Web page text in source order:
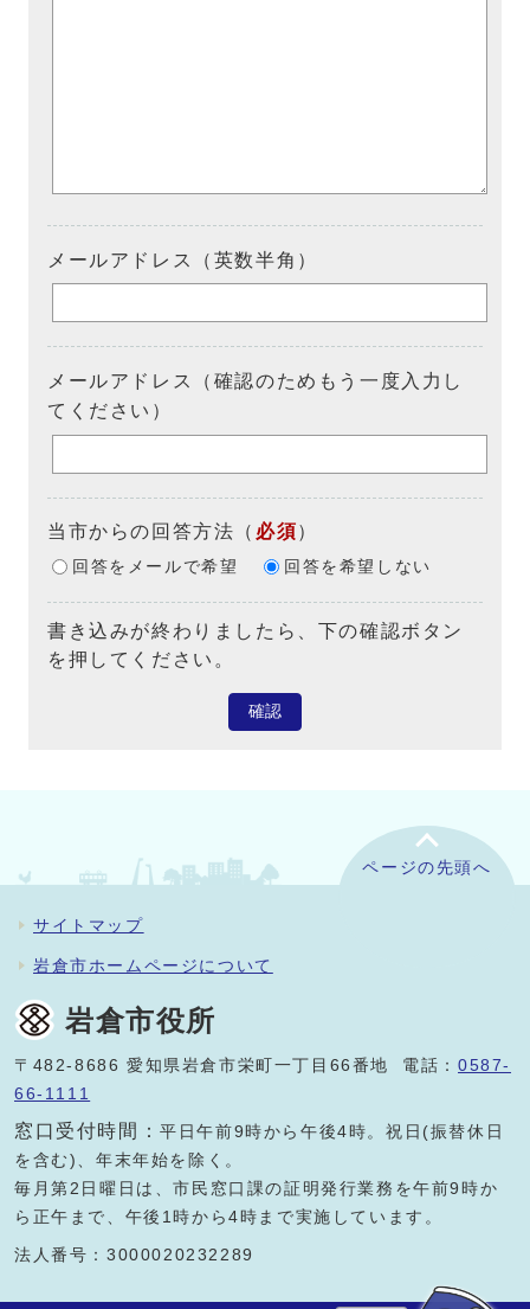
メールアドレス（英数半角）
メールアドレス（確認のためもう一度入力し
てください）
当市からの回答方法 （ 必須）
回答をメールで希望 回答を希望しない
書き込みが終わりましたら、下の確認ボタン
を押してください。
確認
ページの先頭へ
サイトマップ
岩倉市ホームページについて
岩倉市役所
〒482-8686 愛知県岩倉市栄町一丁目66番地 電話：0587-
66-1111
窓口受付時間：平日午前9時から午後4時。祝日(振替休日
を含む)、年末年始を除く。
毎月第2日曜日は、市民窓口課の証明発行業務を午前9時か
ら正午まで、午後1時から4時まで実施しています。
法人番号：3000020232289